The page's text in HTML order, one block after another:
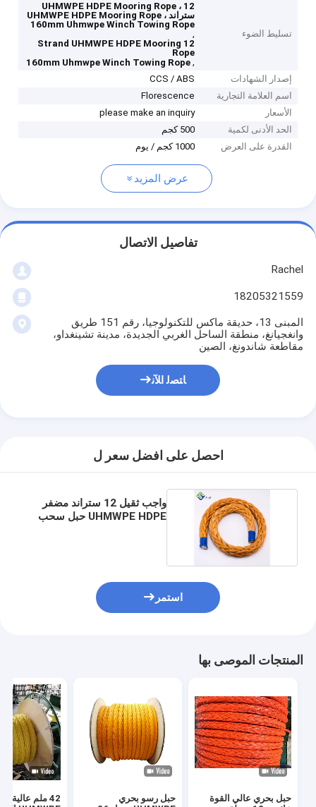
تسليط الضوء
UHMWPE HDPE Mooring Rope ، 12
ستراند UHMWPE HDPE Mooring Rope ،
160mm Uhmwpe Winch Towing Rope
,
12 Strand UHMWPE HDPE Mooring
Rope
,
160mm Uhmwpe Winch Towing Rope
إصدار الشهادات
CCS / ABS
اسم العلامة التجارية
Florescence
الأسعار
please make an inquiry
الحد الأدنى لكمية
500 كجم
القدرة على العرض
1000 كجم / يوم
عرض المزيد
تفاصيل الاتصال
Rachel
18205321559
المبنى 13، حديقة ماكس للتكنولوجيا، رقم 151 طريق
وانغجيانغ، منطقة الساحل الغربي الجديدة، مدينة تشينغداو،
مقاطعة شاندونغ، الصين
ﺎﺘﺼﻟ ﺍﻶﻧ
احصل على افضل سعر ل
واجب ثقيل 12 ستراند مضفر
UHMWPE HDPE حبل سحب
استمر
المنتجات الموصى بها
حبل بحري عالي القوة
حبل رسو بحري
42 ملم عالية